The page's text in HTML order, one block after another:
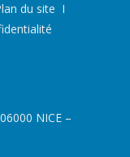
du site I
NICE –